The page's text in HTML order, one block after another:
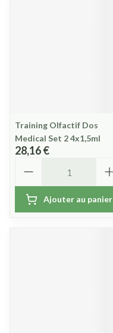
Training Olfactif Dos
Medical Set 2 4x1,5ml
28,16 €
Ajouter au panier